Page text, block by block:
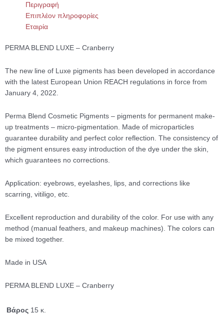
Περιγραφή
Επιπλέον πληροφορίες
Εταιρία
PERMA BLEND LUXE – Cranberry
The new line of Luxe pigments has been developed in accordance
with the latest European Union REACH regulations in force from
January 4, 2022.
Perma Blend Cosmetic Pigments – pigments for permanent make-
up treatments – micro-pigmentation. Made of microparticles
guarantee durability and perfect color reflection. The consistency of
the pigment ensures easy introduction of the dye under the skin,
which guarantees no corrections.
Application: eyebrows, eyelashes, lips, and corrections like
scarring, vitiligo, etc.
Excellent reproduction and durability of the color. For use with any
method (manual feathers, and makeup machines). The colors can
be mixed together.
Made in USA
PERMA BLEND LUXE – Cranberry
Βάρος 15 κ.